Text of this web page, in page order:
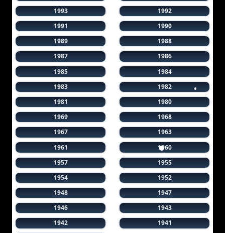
1993
1992
1991
1990
1989
1988
1987
1986
1985
1984
1983
1982
1981
1980
1969
1968
1967
1963
1961
1960
1957
1955
1954
1952
1948
1947
1946
1943
1942
1941